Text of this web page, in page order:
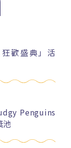
歡盛典」活
Penguins
池